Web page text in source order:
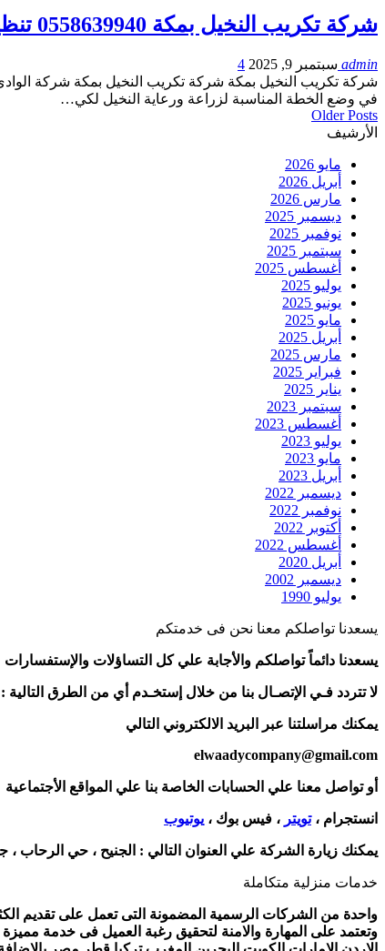
شركة تكريب النخيل بمكة 0558639940 تنظيف وتلقيح النخيل
admin سبتمبر 9, 2025
4
شركة تكريب النخيل بمكة شركة تكريب النخيل بمكة شركة
في وضع الخطة المناسبة لزراعة ورعاية النخيل لكي…
Older Posts
الأرشيف
مايو 2026
أبريل 2026
مارس 2026
ديسمبر 2025
نوفمبر 2025
سبتمبر 2025
أغسطس 2025
يوليو 2025
يونيو 2025
مايو 2025
أبريل 2025
مارس 2025
فبراير 2025
يناير 2025
سبتمبر 2023
أغسطس 2023
يوليو 2023
مايو 2023
أبريل 2023
ديسمبر 2022
نوفمبر 2022
أكتوبر 2022
أغسطس 2022
أبريل 2020
ديسمبر 2002
يوليو 1990
يسعدنا تواصلكم معنا نحن فى خدمتكم
يسعدنا دائماً تواصلكم والأجابة علي كل التساؤلات والإستفسارات
لا تتردد فـي الإتصـال بنا من خلال إستخـدم أي من الطرق التالية :
يمكنك مراسلتنا عبر البريد الالكتروني التالي
elwaadycompany@gmail.com
أو تواصل معنا علي الحسابات الخاصة بنا علي المواقع الأجتماعية
انستجرام ،تويتر ، فيس بوك ، يوتيوب
يمكنك زيارة الشركة علي العنوان التالي : الجنيح ، حي الرحاب ،
خدمات منزلية متكاملة
واحدة من الشركات الرسمية المضمونة التى تعمل على تقديم
وتعتمد على المهارة والامنة لتحقيق رغبة العميل فى خدمة